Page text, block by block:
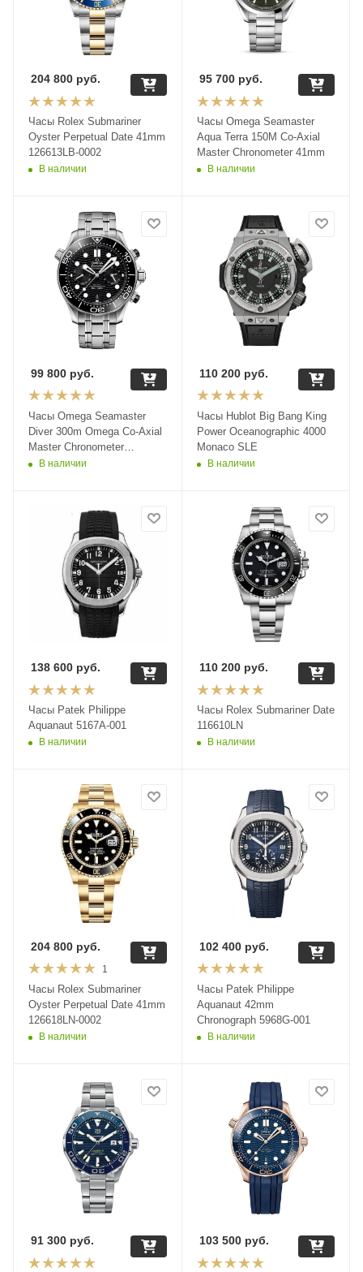
Часы Rolex Submariner
Oyster Perpetual Date 41mm
126613LB-0002
В наличии
204 800 руб.
Часы Omega Seamaster
Aqua Terra 150M Co-Axial
Master Chronometer 41mm
В наличии
95 700руб.
Часы Omega Seamaster
Diver 300m Omega Co‑Axial
Master Chronometer
Chronograph 44 mm
В наличии
99 800 руб.
Часы Hublot Big Bang King
Power Oceanographic 4000
Monaco SLE
В наличии
110 200руб.
Часы Patek Philippe
Aquanaut 5167A-001
В наличии
138 600 руб.
Часы Rolex Submariner Date
116610LN
В наличии
110 200руб.
1
Часы Rolex Submariner
Oyster Perpetual Date 41mm
126618LN-0002
В наличии
204 800 руб.
Часы Patek Philippe
Aquanaut 42mm
Chronograph 5968G-001
В наличии
102 400руб.
91 300 руб. 103 500руб.